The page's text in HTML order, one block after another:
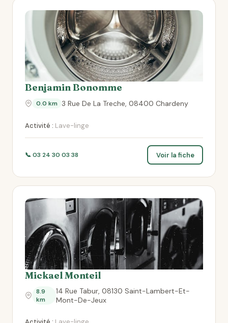
Benjamin Bonomme
0.0 km 3 Rue De La Treche, 08400 Chardeny
Activité : Lave-linge
📞 03 24 30 03 38 Voir la fiche
Mickael Monteil
8.9
km
14 Rue Tabur, 08130 Saint-Lambert-Et-
Mont-De-Jeux